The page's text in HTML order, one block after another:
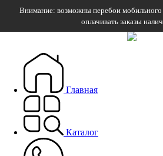
Внимание: возможны перебои мобильного
оплачивать заказы
Главная
Каталог